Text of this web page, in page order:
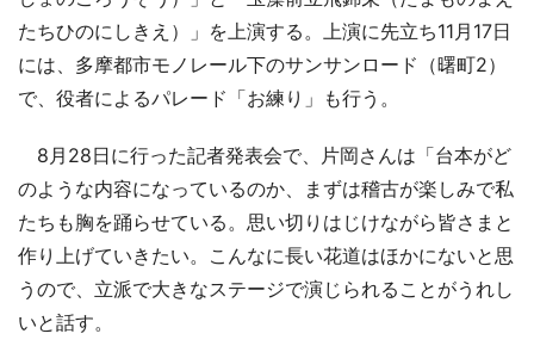
たちひのにしきえ）」を上演する。上演に先立ち11月17日
には、多摩都市モノレール下のサンサンロード（曙町2）
で、役者によるパレード「お練り」も行う。
8月28日に行った記者発表会で、片岡さんは「台本がど
のような内容になっているのか、まずは稽古が楽しみで私
たちも胸を踊らせている。思い切りはじけながら皆さまと
作り上げていきたい。こんなに長い花道はほかにないと思
うので、立派で大きなステージで演じられることがうれし
いと話す。